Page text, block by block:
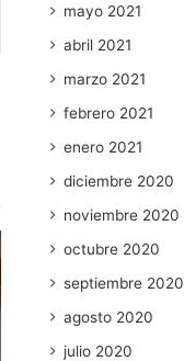
mayo 2021
abril 2021
marzo 2021
febrero 2021
enero 2021
diciembre 2020
noviembre 2020
octubre 2020
septiembre 2020
agosto 2020
julio 2020